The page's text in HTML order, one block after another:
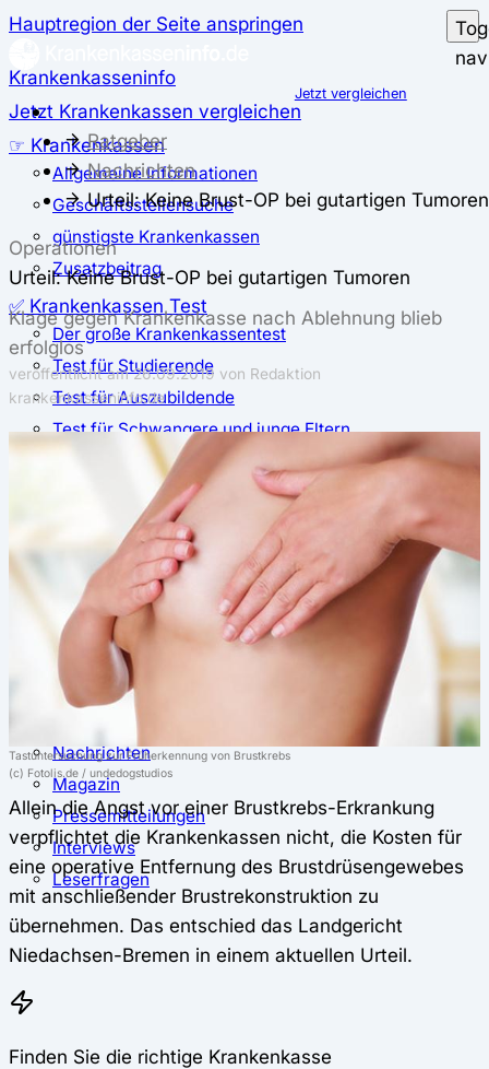
Hauptregion der Seite anspringen
Krankenkasseninfo
Jetzt Krankenkassen vergleichen
☞ Krankenkassen
Allgemeine Informationen
Geschäftsstellensuche
günstigste Krankenkassen
Zusatzbeitrag
✅ Krankenkassen Test
Der große Krankenkassentest
Test für Studierende
Test für Auszubildende
Test für Schwangere und junge Eltern
Test für Selbstständige
⚖️ Vergleich & Rechner
Krankenkassenvergleich
Krankenkassenrechner
↔ Wechsel
Krankenkassenwechsel
Kündigung
Musterkündigung
Nachrichten
Magazin
Pressemitteilungen
Interviews
Leserfragen
Jetzt vergleichen
Ratgeber
Nachrichten
Urteil: Keine Brust-OP bei gutartigen Tumoren
Operationen
Urteil: Keine Brust-OP bei gutartigen Tumoren
Klage gegen Krankenkasse nach Ablehnung blieb
erfolglos
veröffentlicht am26.09.2019 von Redaktion
krankenkasseninfo.de
Tastuntersuchung zur Früherkennung von Brustkrebs
(c) Fotolis.de / undedogstudios
Allein die Angst vor einer Brustkrebs-Erkrankung
verpflichtet die Krankenkassen nicht, die Kosten für
eine operative Entfernung des Brustdrüsengewebes
mit anschließender Brustrekonstruktion zu
übernehmen. Das entschied das Landgericht
Niedachsen-Bremen in einem aktuellen Urteil.
Finden Sie die richtige Krankenkasse